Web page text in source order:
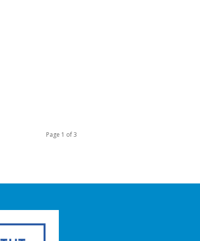
Page 1 of 3